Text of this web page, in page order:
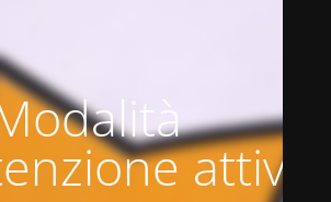
attiva